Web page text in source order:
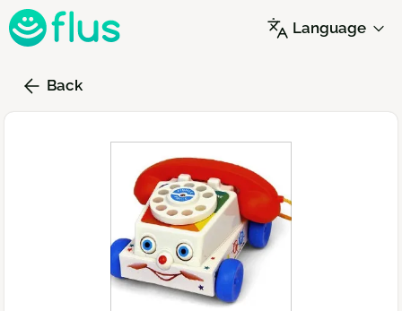
Skip
to
content
Language
Back